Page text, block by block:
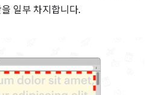
일부 차지합니다.